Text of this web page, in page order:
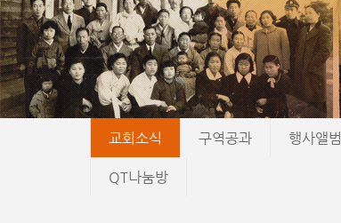
교회소식 구역공과 행사앨범
QT나눔방